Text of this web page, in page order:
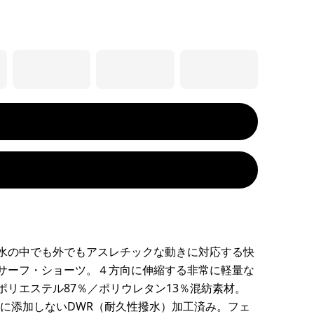
の中でも外でもアスレチックな動きに対応する快
ーフ・ショーツ。４方向に伸縮する非常に軽量な
リエステル87％／ポリウレタン13％混紡素材。
添加しないDWR（耐久性撥水）加工済み。フェ